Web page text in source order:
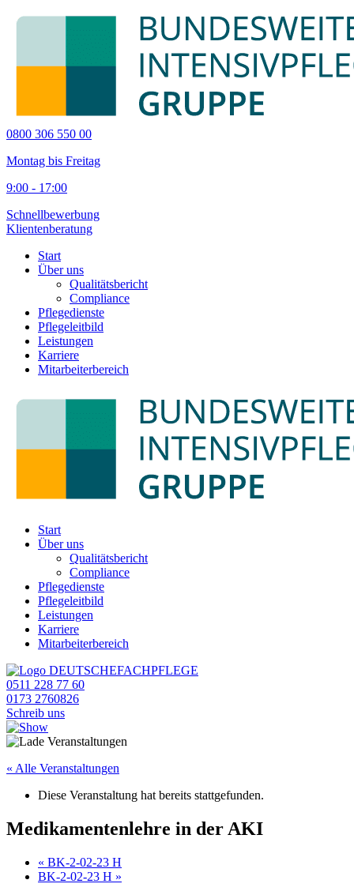
0800 306 550 00
Montag bis Freitag
9:00 - 17:00
Schnellbewerbung
Klientenberatung
Start
Über uns
Qualitätsbericht
Compliance
Pflegedienste
Pflegeleitbild
Leistungen
Karriere
Mitarbeiterbereich
Start
Über uns
Qualitätsbericht
Compliance
Pflegedienste
Pflegeleitbild
Leistungen
Karriere
Mitarbeiterbereich
0511 228 77 60
0173 2760826
Schreib uns
« Alle Veranstaltungen
Diese Veranstaltung hat bereits stattgefunden.
Medikamentenlehre in der AKI
« BK-2-02-23 H
BK-2-02-23 H »